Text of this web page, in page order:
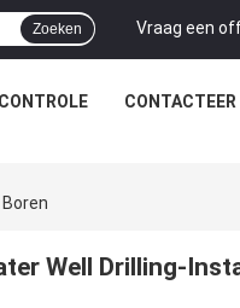
Vraag een
Zoeken
CONTACTEER
Well Drilling-